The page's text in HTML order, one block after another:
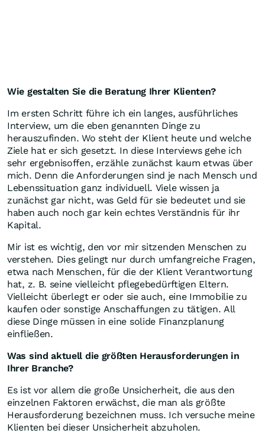
Wie gestalten Sie die Beratung Ihrer Klienten?
Im ersten Schritt führe ich ein langes, ausführliches
Interview, um die eben genannten Dinge zu
herauszufinden. Wo steht der Klient heute und welche
Ziele hat er sich gesetzt. In diese Interviews gehe ich
sehr ergebnisoffen, erzähle zunächst kaum etwas über
mich. Denn die Anforderungen sind je nach Mensch und
Lebenssituation ganz individuell. Viele wissen ja
zunächst gar nicht, was Geld für sie bedeutet und sie
haben auch noch gar kein echtes Verständnis für ihr
Kapital.
Mir ist es wichtig, den vor mir sitzenden Menschen zu
verstehen. Dies gelingt nur durch umfangreiche Fragen,
etwa nach Menschen, für die der Klient Verantwortung
hat, z. B. seine vielleicht pflegebedürftigen Eltern.
Vielleicht überlegt er oder sie auch, eine Immobilie zu
kaufen oder sonstige Anschaffungen zu tätigen. All
diese Dinge müssen in eine solide Finanzplanung
einfließen.
Was sind aktuell die größten Herausforderungen in
Ihrer Branche?
Es ist vor allem die große Unsicherheit, die aus den
einzelnen Faktoren erwächst, die man als größte
Herausforderung bezeichnen muss. Ich versuche meine
Klienten bei dieser Unsicherheit abzuholen.